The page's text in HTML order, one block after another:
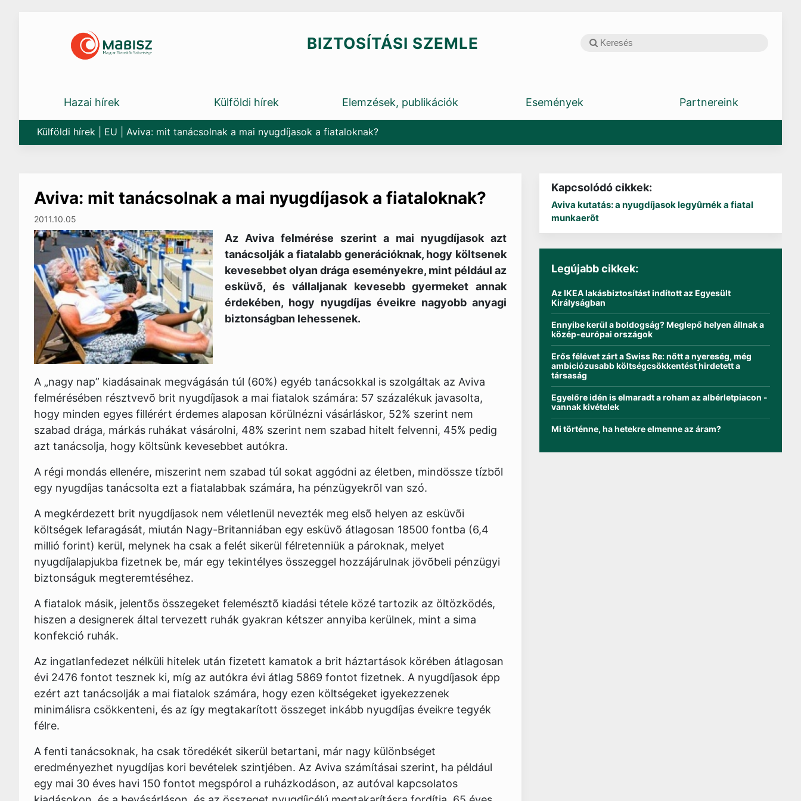
BIZTOSÍTÁSI SZEMLE
Hazai hírek Külföldi hírek Elemzések, publikációk Események Partnereink
Külföldi hírek EU Aviva: mit tanácsolnak a mai nyugdíjasok a fiataloknak?
Aviva: mit tanácsolnak a mai nyugdíjasok a fiataloknak?
2011.10.05
Az Aviva felmérése szerint a mai nyugdíjasok azt
tanácsolják a fiatalabb generációknak, hogy költsenek
kevesebbet olyan drága eseményekre, mint például az
esküvõ, és vállaljanak kevesebb gyermeket annak
érdekében, hogy nyugdíjas éveikre nagyobb anyagi
biztonságban lehessenek.
A „nagy nap” kiadásainak megvágásán túl (60%) egyéb tanácsokkal is szolgáltak az Aviva
felmérésében résztvevõ brit nyugdíjasok a mai fiatalok számára: 57 százalékuk javasolta,
hogy minden egyes fillérért érdemes alaposan körülnézni vásárláskor, 52% szerint nem
szabad drága, márkás ruhákat vásárolni, 48% szerint nem szabad hitelt felvenni, 45% pedig
azt tanácsolja, hogy költsünk kevesebbet autókra.
A régi mondás ellenére, miszerint nem szabad túl sokat aggódni az életben, mindössze tízbõl
egy nyugdíjas tanácsolta ezt a fiatalabbak számára, ha pénzügyekrõl van szó.
A megkérdezett brit nyugdíjasok nem véletlenül nevezték meg elsõ helyen az esküvõi
költségek lefaragását, miután Nagy-Britanniában egy esküvõ átlagosan 18500 fontba (6,4
millió forint) kerül, melynek ha csak a felét sikerül félretenniük a pároknak, melyet
nyugdíjalapjukba fizetnek be, már egy tekintélyes összeggel hozzájárulnak jövõbeli pénzügyi
biztonságuk megteremtéséhez.
A fiatalok másik, jelentõs összegeket felemésztõ kiadási tétele közé tartozik az öltözködés,
hiszen a designerek által tervezett ruhák gyakran kétszer annyiba kerülnek, mint a sima
konfekció ruhák.
Az ingatlanfedezet nélküli hitelek után fizetett kamatok a brit háztartások körében átlagosan
évi 2476 fontot tesznek ki, míg az autókra évi átlag 5869 fontot fizetnek. A nyugdíjasok épp
ezért azt tanácsolják a mai fiatalok számára, hogy ezen költségeket igyekezzenek
minimálisra csökkenteni, és az így megtakarított összeget inkább nyugdíjas éveikre tegyék
félre.
A fenti tanácsoknak, ha csak töredékét sikerül betartani, már nagy különbséget
eredményezhet nyugdíjas kori bevételek szintjében. Az Aviva számításai szerint, ha például
egy mai 30 éves havi 150 fontot megspórol a ruházkodáson, az autóval kapcsolatos
Kapcsolódó cikkek:
Aviva kutatás: a nyugdíjasok legyûrnék a fiatal
munkaerõt
Legújabb cikkek:
Az IKEA lakásbiztosítást indított az Egyesült
Királyságban
Ennyibe kerül a boldogság? Meglepő helyen állnak a
közép-európai országok
Erős félévet zárt a Swiss Re: nőtt a nyereség, még
ambiciózusabb költségcsökkentést hirdetett a
társaság
Egyelőre idén is elmaradt a roham az albérletpiacon -
vannak kivételek
Mi történne, ha hetekre elmenne az áram?